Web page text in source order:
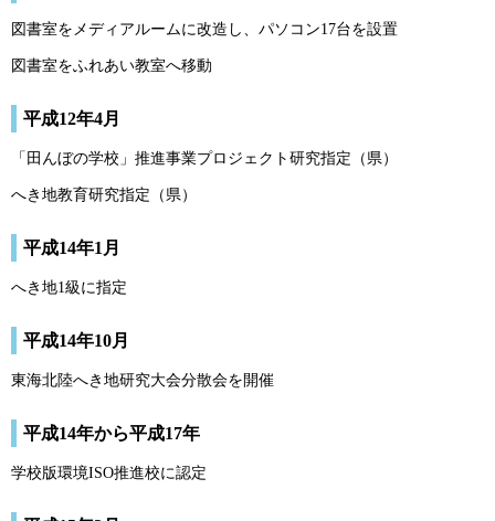
図書室をメディアルームに改造し、パソコン17台を設置
図書室をふれあい教室へ移動
平成12年4月
「田んぼの学校」推進事業プロジェクト研究指定（県）
へき地教育研究指定（県）
平成14年1月
へき地1級に指定
平成14年10月
東海北陸へき地研究大会分散会を開催
平成14年から平成17年
学校版環境ISO推進校に認定